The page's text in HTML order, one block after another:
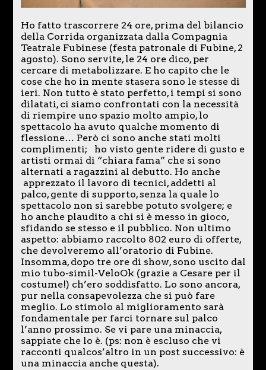
Ho fatto trascorrere 24 ore, prima del bilancio
della Corrida organizzata dalla Compagnia
Teatrale Fubinese (festa patronale di Fubine, 2
agosto). Sono servite, le 24 ore dico, per
cercare di metabolizzare. E ho capito che le
cose che ho in mente stasera sono le stesse di
ieri. Non tutto è stato perfetto, i tempi si sono
dilatati, ci siamo confrontati con la necessità
di riempire uno spazio molto ampio, lo
spettacolo ha avuto qualche momento di
flessione… Però ci sono anche stati molti
complimenti; ho visto gente ridere di gusto e
artisti ormai di “chiara fama” che si sono
alternati a ragazzini al debutto. Ho anche
apprezzato il lavoro di tecnici, addetti al
palco, gente di supporto, senza la quale lo
spettacolo non si sarebbe potuto svolgere; e
ho anche plaudito a chi si è messo in gioco,
sfidando se stesso e il pubblico. Non ultimo
aspetto: abbiamo raccolto 802 euro di offerte,
che devolveremo all’oratorio di Fubine.
Insomma, dopo tre ore di show, sono uscito dal
mio tubo-simil-VeloOk (grazie a Cesare per il
costume!) ch’ero soddisfatto. Lo sono ancora,
pur nella consapevolezza che si può fare
meglio. Lo stimolo al miglioramento sarà
fondamentale per farci tornare sul palco
l’anno prossimo. Se vi pare una minaccia,
sappiate che lo è. (ps: non è escluso che vi
racconti qualcos’altro in un post successivo: è
una minaccia anche questa).